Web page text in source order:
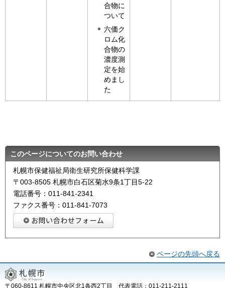
合物に
ついて
六価ク
ロム化
合物の
濃度測
定を始
めまし
た
このページについてのお問い合わせ
札幌市保健福祉局衛生研究所保健科学課
〒003-8505 札幌市白石区菊水9条1丁目5-22
電話番号：011-841-2341
ファクス番号：011-841-7073
ページの先頭へ戻る
〒060-8611 札幌市中央区北1条西2丁目 代表電話：011-211-2111